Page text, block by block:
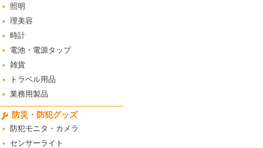
照明
理美容
時計
電池・電源タップ
雑貨
トラベル用品
業務用製品
防災・防犯グッズ
防犯モニタ・カメラ
センサーライト